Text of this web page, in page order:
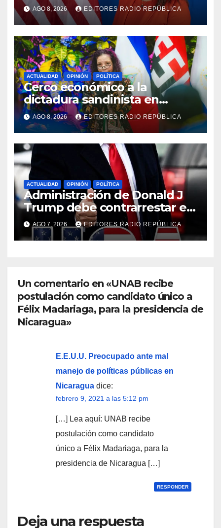
sobre nominacion de
embajadora de Estados
Unidos ante Nicaragua».
AGO 8, 2026 EDITORES RADIO REPÚBLICA
ACTUALIDAD OPINIÓN POLÍTICA
Cerco económico a la
dictadura sandinista en
Nicaragua
AGO 8, 2026 EDITORES RADIO REPÚBLICA
ACTUALIDAD OPINIÓN POLÍTICA
Administración de Donald J
Trump debe contrarrestar el
extremismo islámico y el
comunismo izquierdoso
AGO 7, 2026 EDITORES RADIO REPÚBLICA
Un comentario en «UNAB recibe
postulación como candidato único a
Félix Madariaga, para la presidencia de
Nicaragua»
E.E.U.U. Preocupado ante mal
manejo de políticas públicas en
Nicaragua dice:
febrero 9, 2021 a las 5:12 pm
[…] Lea aquí: UNAB recibe
postulación como candidato
único a Félix Madariaga, para la
presidencia de Nicaragua […]
RESPONDER
Deja una respuesta